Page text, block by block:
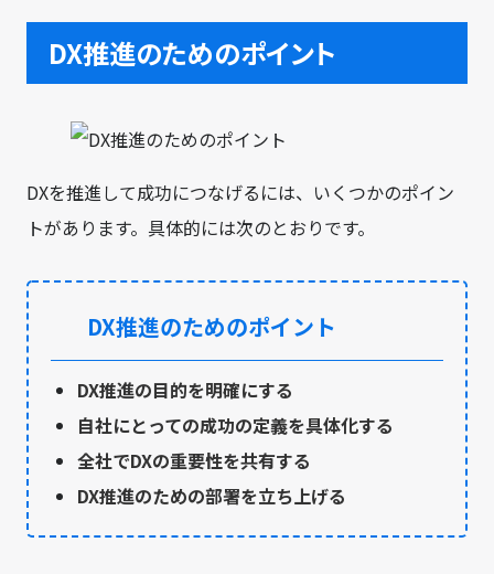
DX推進のためのポイント
DXを推進して成功につなげるには、いくつかのポイン
トがあります。具体的には次のとおりです。
DX推進のためのポイント
DX推進の目的を明確にする
自社にとっての成功の定義を具体化する
全社でDXの重要性を共有する
DX推進のための部署を立ち上げる